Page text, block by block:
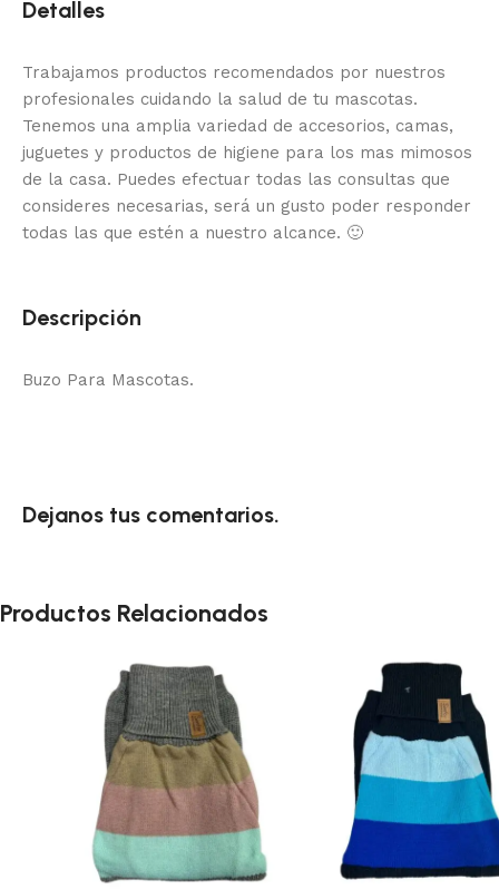
Detalles
Trabajamos productos recomendados por nuestros
profesionales cuidando la salud de tu mascotas.
Tenemos una amplia variedad de accesorios, camas,
juguetes y productos de higiene para los mas mimosos
de la casa. Puedes efectuar todas las consultas que
consideres necesarias, será un gusto poder responder
todas las que estén a nuestro alcance. 🙂
Descripción
Buzo Para Mascotas.
Dejanos tus comentarios.
Productos Relacionados